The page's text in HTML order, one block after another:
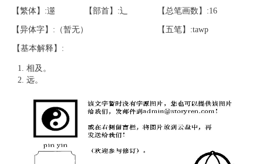
【繁体】:遾 【部首】:辶 【总笔画数】:16
【异体字】:（暂无） 【五笔】:tawp
【基本解释】:
相及。
远。